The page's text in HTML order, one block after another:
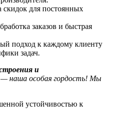
скидок для постоянных
заказов и быстрая
подход к каждому клиенту
задач.
и
— наша особая гордость! Мы
устойчивостью к